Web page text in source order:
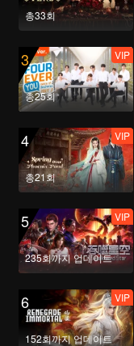
총33회
3
총25회
VIP
4
총21회
VIP
5
235회까지 업데이트
VIP
6
152회까지 업데이트
VIP